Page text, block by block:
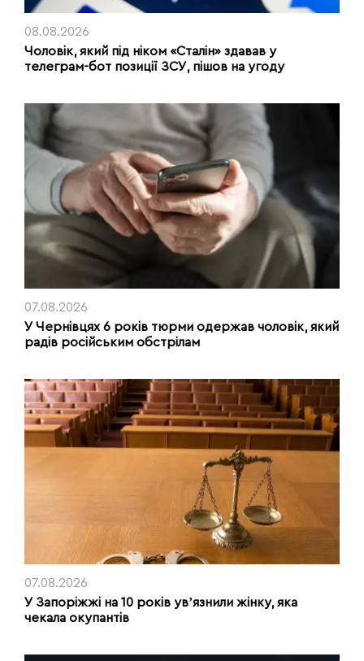
08.08.2026
Чоловік, який під ніком «Сталін» здавав у
телеграм-бот позиції ЗСУ, пішов на угоду
07.08.2026
У Чернівцях 6 років тюрми одержав чоловік, який
радів російським обстрілам
07.08.2026
У Запоріжжі на 10 років увʼязнили жінку, яка
чекала окупантів